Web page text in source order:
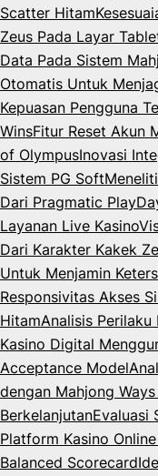
Scatter Hitam
Zeus Pada Layar
Data Pada Sistem
Otomatis Untuk
Kepuasan Pengguna
WinsFitur Reset Akun
of OlympusInovasi
Sistem PG Soft
Dari Pragmatic Play
Layanan Live Kasino
Dari Karakter Kakek
Untuk Menjamin
Responsivitas Akses
HitamAnalisis
Kasino Digital
Acceptance Model
dengan Mahjong
BerkelanjutanEvaluasi
Platform Kasino
Balanced Scorecard